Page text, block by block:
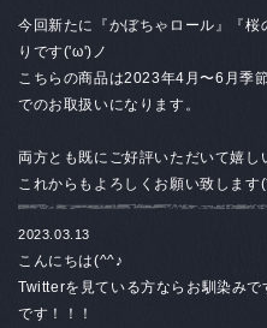
今回新たに『かぼちゃロール』『桜
りです('ω')ノ
こちらの商品は2023年4月〜6月季
でのお取扱いになります。
両方とも既にご好評いただいて嬉し
これからもよろしくお願い致します
2023.03.13
こんにちは(^^♪
Twitterを見ている方ならお馴染み
です！！！